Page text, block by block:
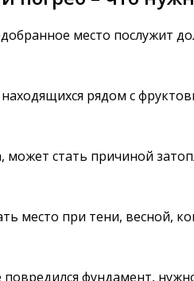
место послужит
рядом с
может стать причиной
место при тени, весной,
фундамент,